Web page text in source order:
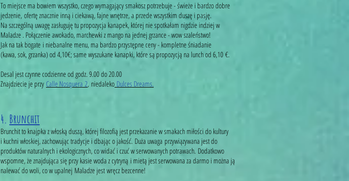
To miejsce ma bowiem wszystko, czego wymagający smakosz potrzebuje - świeże i bardzo dobre
jedzenie, ofertę znacznie inną i ciekawą, fajne wnętrze, a przede wszystkim duszę i pasję.
Na szczególną uwagę zasługuję tu propozycja kanapek, której nie spotkałam nigdzie indziej w
Maladze . Połączenie awokado, marchewki z mango na jednej grzance - wow szaleństwo!
Jak na tak bogate i niebanalne menu, ma bardzo przystępne ceny - kompletne śniadanie
(kawa, sok, grzanka) od 4,10€; same wyszukane kanapki, które są propozycją na lunch od 6,10 €.
Desal jest czynne codzienne od godz. 9.00 do 20.00
Znajdziecie je przy Calle Nosquera 2, niedaleko Dulces Dreams.
4. Brunchit
Brunchit to knajpka z włoską duszą, której filozofią jest przekazanie w smakach miłości do kultury
i kuchni włoskiej, zachowując tradycje i dbając o jakość. Duża uwaga przywiązywana jest do
produktów naturalnych i ekologicznych, co widać i czuć w serwowanych potrawach. Dodatkowo
wspomne, że znajdująca się przy kasie woda z cytryną i mietą jest serwowana za darmo i można ją
nalewać do woli, co w upalnej Maladze jest wręcz bezcenne!